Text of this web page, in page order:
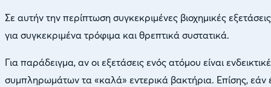
Σε αυτήν την περίπτωση συγκεκριμένες βιοχημικές
για συγκεκριμένα τρόφιμα και θρεπτικά συστατικά.
Για παράδειγμα, αν οι εξετάσεις ενός ατόμου είναι
συμπληρωμάτων τα «καλά» εντερικά βακτήρια. Επίσης, εάν